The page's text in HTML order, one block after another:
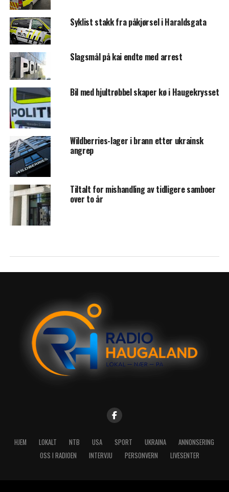
Syklist stakk fra påkjørsel i Haraldsgata
Slagsmål på kai endte med arrest
Bil med hjultrøbbel skaper kø i Haugekrysset
Wildberries-lager i brann etter ukrainsk
angrep
Tiltalt for mishandling av tidligere samboer
over to år
HJEM LOKALT NTB USA SPORT UKRAINA
ANNONSERING
OSS I RADIOEN
INTERVJU PERSONVERN LIVESENTER